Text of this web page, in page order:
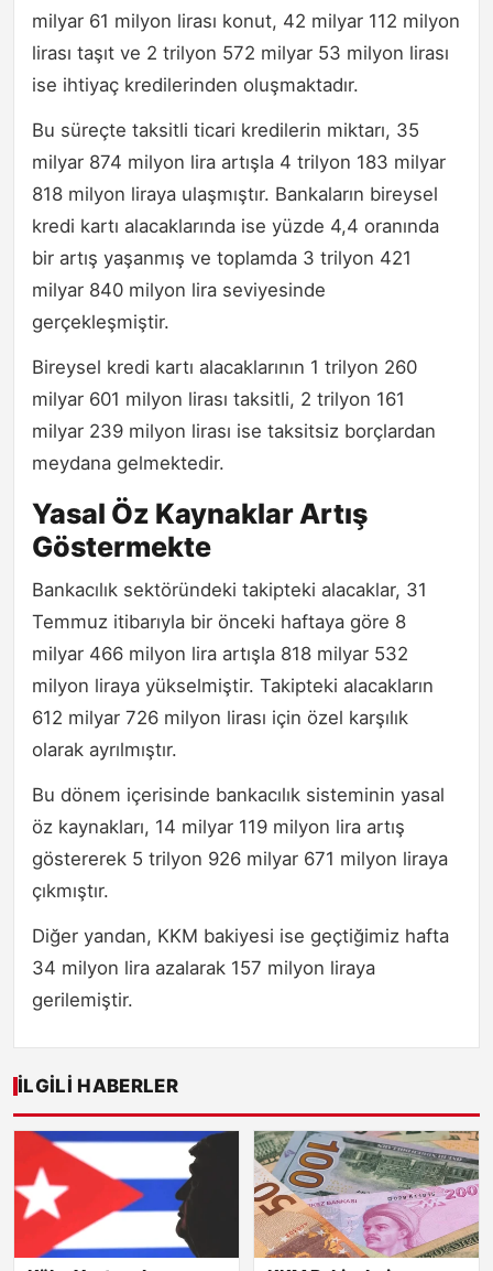
milyar 61 milyon lirası konut, 42 milyar 112 milyon
lirası taşıt ve 2 trilyon 572 milyar 53 milyon lirası
ise ihtiyaç kredilerinden oluşmaktadır.
Bu süreçte taksitli ticari kredilerin miktarı, 35
milyar 874 milyon lira artışla 4 trilyon 183 milyar
818 milyon liraya ulaşmıştır. Bankaların bireysel
kredi kartı alacaklarında ise yüzde 4,4 oranında
bir artış yaşanmış ve toplamda 3 trilyon 421
milyar 840 milyon lira seviyesinde
gerçekleşmiştir.
Bireysel kredi kartı alacaklarının 1 trilyon 260
milyar 601 milyon lirası taksitli, 2 trilyon 161
milyar 239 milyon lirası ise taksitsiz borçlardan
meydana gelmektedir.
Yasal Öz Kaynaklar Artış
Göstermekte
Bankacılık sektöründeki takipteki alacaklar, 31
Temmuz itibarıyla bir önceki haftaya göre 8
milyar 466 milyon lira artışla 818 milyar 532
milyon liraya yükselmiştir. Takipteki alacakların
612 milyar 726 milyon lirası için özel karşılık
olarak ayrılmıştır.
Bu dönem içerisinde bankacılık sisteminin yasal
öz kaynakları, 14 milyar 119 milyon lira artış
göstererek 5 trilyon 926 milyar 671 milyon liraya
çıkmıştır.
Diğer yandan, KKM bakiyesi ise geçtiğimiz hafta
34 milyon lira azalarak 157 milyon liraya
gerilemiştir.
İLGILI HABERLER